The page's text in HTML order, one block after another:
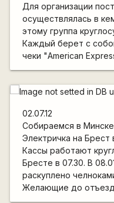
Для организации
осуществлялась в
этому группа
Каждый берет с
чеки "American
02.07.12
Собираемся в
Электричка на
Кассы работают
Бресте в 07.30. В
раскуплено
Желающие до